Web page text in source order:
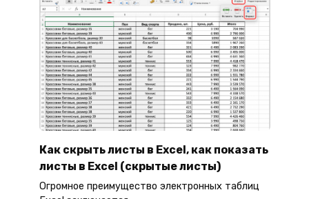
Как скрыть листы в Excel, как показать
листы в Excel (скрытые листы)
Огромное преимущество электронных таблиц